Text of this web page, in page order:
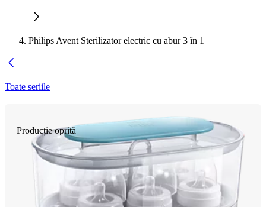
Philips Avent Sterilizator electric cu abur 3 în 1
Toate seriile
Producție oprită